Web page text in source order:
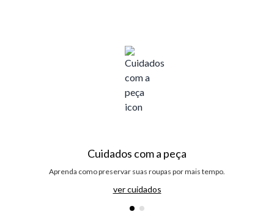
Cuidados com a peça
Aprenda como preservar suas roupas por mais tempo.
ver cuidados